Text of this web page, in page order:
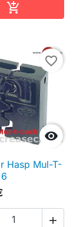


favorite_border
Hasp Mul-T-
